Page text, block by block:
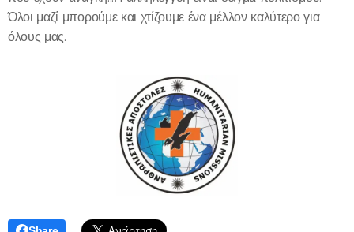
Όλοι μαζί μπορούμε και χτίζουμε ένα μέλλον καλύτερο για
όλους μας.